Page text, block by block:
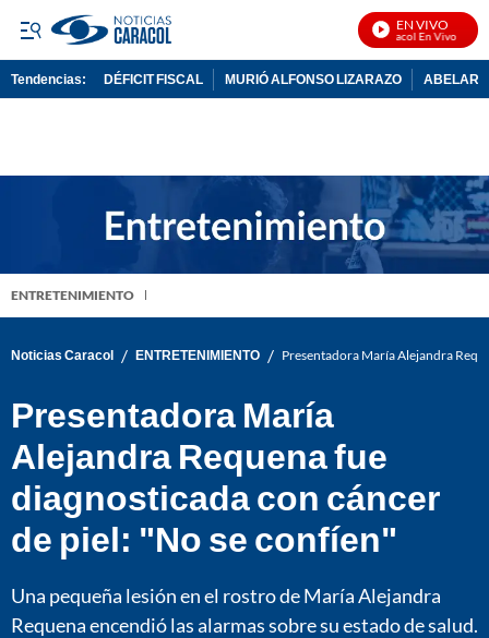
EN VIVO
Noticias Caracol En Vivo
Tendencias: DÉFICIT FISCAL MURIÓ ALFONSO LIZARAZO
ENTRETENIMIENTO
Noticias Caracol / ENTRETENIMIENTO / Presentadora María Alejandra
Presentadora María
Alejandra Requena fue
diagnosticada con cáncer
de piel: "No se confíen"
Una pequeña lesión en el rostro de María Alejandra
Requena encendió las alarmas sobre su estado de salud.